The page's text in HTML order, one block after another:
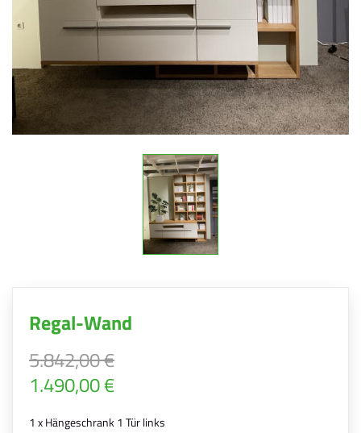
Regal-Wand
5.842,00 €
1.490,00 €
1 x Hängeschrank 1 Tür links